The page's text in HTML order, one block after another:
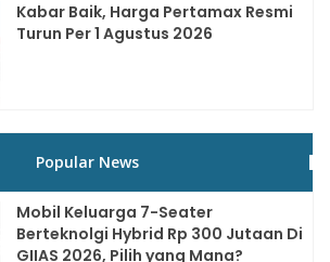
Kabar Baik, Harga Pertamax Resmi
Turun Per 1 Agustus 2026
Popular News
Mobil Keluarga 7-Seater
Berteknolgi Hybrid Rp 300 Jutaan Di
GIIAS 2026, Pilih yang Mana?